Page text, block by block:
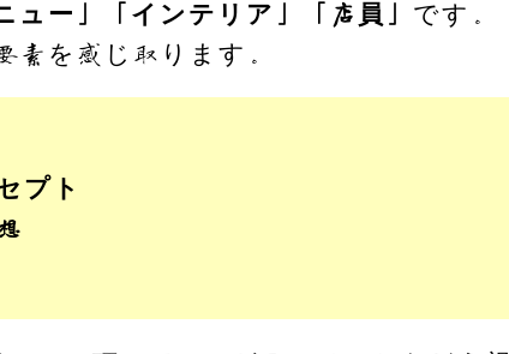
ュー」「インテリア」「店員」 です。
素を感じ取ります。
プト